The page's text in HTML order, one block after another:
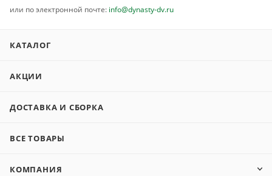
или по электронной почте: info@dynasty-dv.ru
КАТАЛОГ
АКЦИИ
ДОСТАВКА И СБОРКА
ВСЕ ТОВАРЫ
КОМПАНИЯ